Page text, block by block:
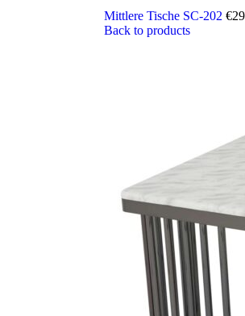
Mittlere Tische SC-202 €
Back to products